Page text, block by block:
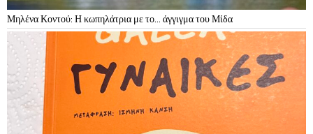
Μηλένα Κοντού: Η κωπηλάτρια με το… άγγιγμα του Μίδα